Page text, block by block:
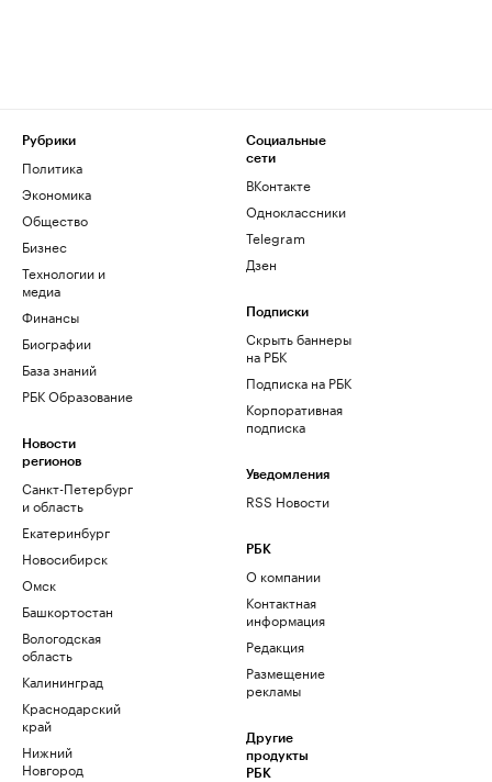
Рубрики
Политика
Экономика
Общество
Бизнес
Технологии и
медиа
Финансы
Биографии
База знаний
РБК Образование
Новости
регионов
Санкт-Петербург
и область
Екатеринбург
Новосибирск
Омск
Башкортостан
Вологодская
область
Калининград
Краснодарский
край
Нижний
Новгород
Социальные
сети
ВКонтакте
Одноклассники
Telegram
Дзен
Подписки
Скрыть баннеры
на РБК
Подписка на РБК
Корпоративная
подписка
Уведомления
RSS Новости
РБК
О компании
Контактная
информация
Редакция
Размещение
рекламы
Другие
продукты
РБК